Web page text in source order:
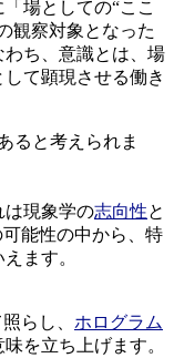
場としての“ここ
観察対象となった
ち、意識とは、場
て顕現させる働き
ると考えられま
は現象学の志向性と
能性の中から、特
ます。
らし、 ホログラム
を立ち上げます。